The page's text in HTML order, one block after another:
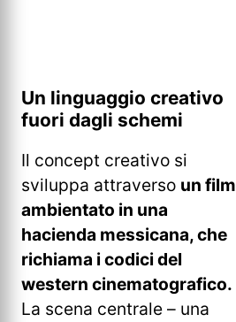
Un linguaggio creativo
fuori dagli schemi
Il concept creativo si
sviluppa attraverso un film
ambientato in una
hacienda messicana, che
richiama i codici del
western cinematografico.
La scena centrale – una